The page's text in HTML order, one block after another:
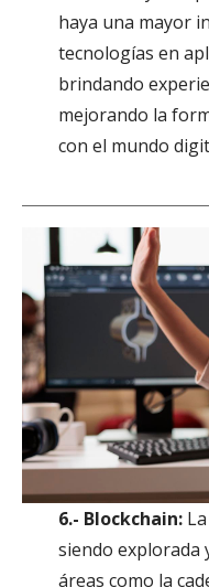
haya una mayor
tecnologías en
brindando
mejorando la
con el mundo
6.- Blockchain:La
siendo explorada
áreas como la